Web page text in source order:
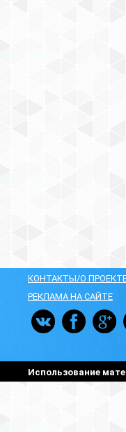
КОНТАКТЫ/О
РЕКЛАМА НА САЙТЕ
Использование